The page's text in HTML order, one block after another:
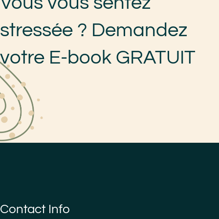
stressée ? Demandez
votre E-book GRATUIT
Contact Info